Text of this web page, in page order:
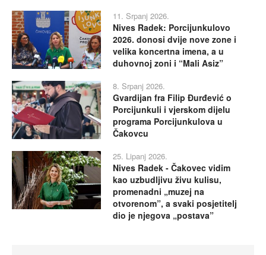
11. Srpanj 2026.
Nives Radek: Porcijunkulovo
2026. donosi dvije nove zone i
velika koncertna imena, a u
duhovnoj zoni i “Mali Asiz”
8. Srpanj 2026.
Gvardijan fra Filip Đurđević o
Porcijunkuli i vjerskom dijelu
programa Porcijunkulova u
Čakovcu
25. Lipanj 2026.
Nives Radek - Čakovec vidim
kao uzbudljivu živu kulisu,
promenadni „muzej na
otvorenom”, a svaki posjetitelj
dio je njegova „postava”